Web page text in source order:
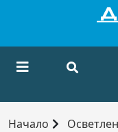
Начало